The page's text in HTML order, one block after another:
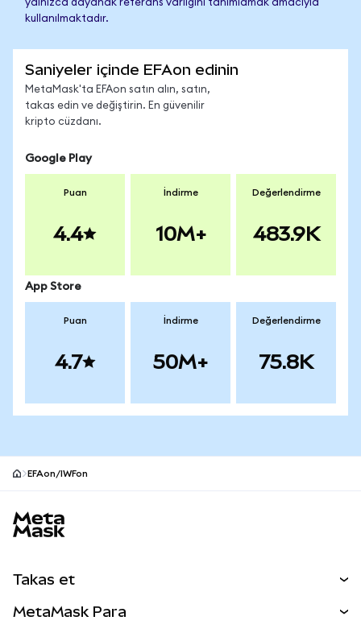
yalnızca dayanak referans varlığını tanımlamak amacıyla
kullanılmaktadır.
Saniyeler içinde EFAon edinin
MetaMask'ta EFAon satın alın, satın,
takas edin ve değiştirin. En güvenilir
kripto cüzdanı.
Google Play
Puan
4.4
İndirme
10M+
Değerlendirme
483.9K
App Store
Puan
4.7
İndirme
50M+
Değerlendirme
75.8K
EFAon/IWFon
Takas et
MetaMask Para